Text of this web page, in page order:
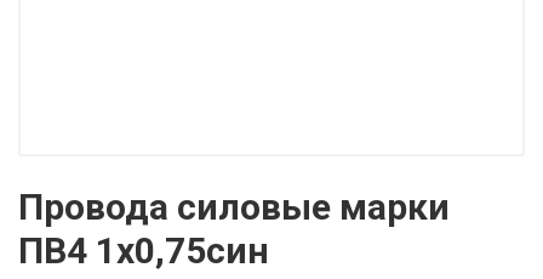
Провода силовые марки
ПВ4 1х0,75син